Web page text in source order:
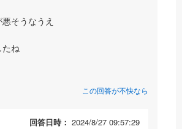
そうなうえ
ね
この回答が不快なら
回答日時： 2024/8/27 09:57:29